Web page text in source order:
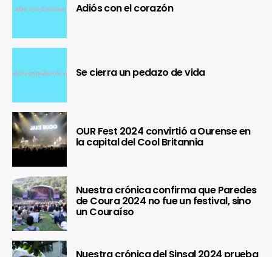
Adiós con el corazón
Se cierra un pedazo de vida
OUR Fest 2024 convirtió a Ourense en
la capital del Cool Britannia
Nuestra crónica confirma que Paredes
de Coura 2024 no fue un festival, sino
un Couraíso
Nuestra crónica del Sinsal 2024 prueba